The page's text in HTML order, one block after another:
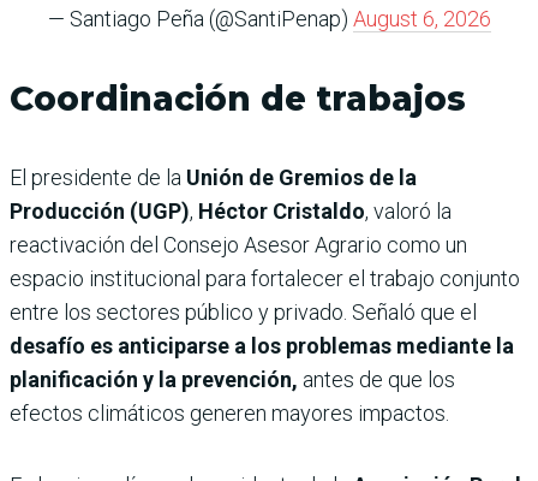
— Santiago Peña (@SantiPenap) August 6, 2026
Coordinación de trabajos
El presidente de la Unión de Gremios de la
Producción (UGP), Héctor Cristaldo, valoró la
reactivación del Consejo Asesor Agrario como un
espacio institucional para fortalecer el trabajo conjunto
entre los sectores público y privado. Señaló que el
desafío es anticiparse a los problemas mediante la
planificación y la prevención, antes de que los
efectos climáticos generen mayores impactos.